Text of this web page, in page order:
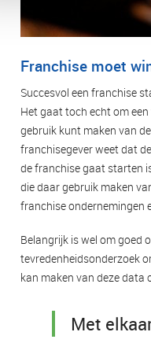
Franchise moet
Succesvol een franchise
Het gaat toch echt om
gebruik kunt maken van
franchisegever weet dat
de franchise gaat starten
die daar gebruik maken
franchise ondernemingen
Belangrijk is wel om goed
tevredenheidsonderzoek
kan maken van deze data
Met